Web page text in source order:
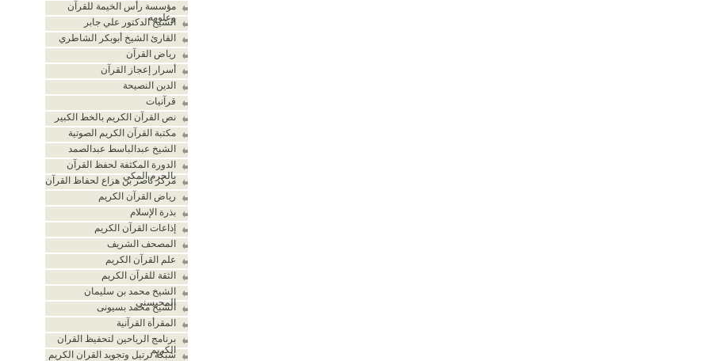
مؤسسة رأس الخيمة للقرآن
وعلومه
الشيخ الدكتور علي جابر
القارئ الشيخ أبوبكر الشاطري
رياض القرآن
أسرار إعجاز القرآن
الدين النصيحة
قرآنيات
نص القرآن الكريم بالخط الكبير
مكتبة القرآن الكريم الصوتية
الشيخ عبدالباسط عبدالصمد
الدورة المكثفة لحفظ القرآن
بالحرم المكي
مركز ناصر بن هزاع لحفاظ القرآن
رياض القرآن الكريم
بذرة الإسلام
إذاعات القرآن الكريم
المصحف الشريف
علم القرآن الكريم
الثقة للقرآن الكريم
الشيخ محمد بن سليمان
المحيسني
الشيخ محمد بسيونى
المقرأة القرآنية
برنامج الرياحين لتحفيظ القران
الكريم
شبكة ترتيل وتجويد القران الكريم